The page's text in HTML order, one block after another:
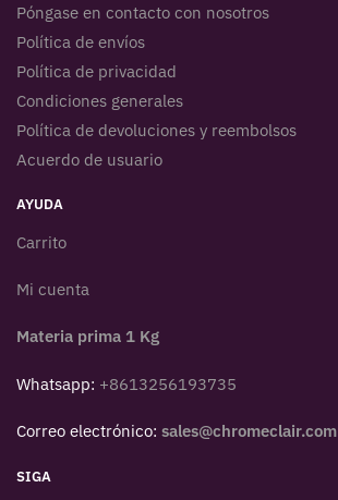
Póngase en contacto con nosotros
Política de envíos
Política de privacidad
Condiciones generales
Política de devoluciones y reembolsos
Acuerdo de usuario
AYUDA
Carrito
Mi cuenta
Materia prima 1 Kg
Whatsapp: +8613256193735
Correo electrónico: sales@chromeclair.com
SIGA